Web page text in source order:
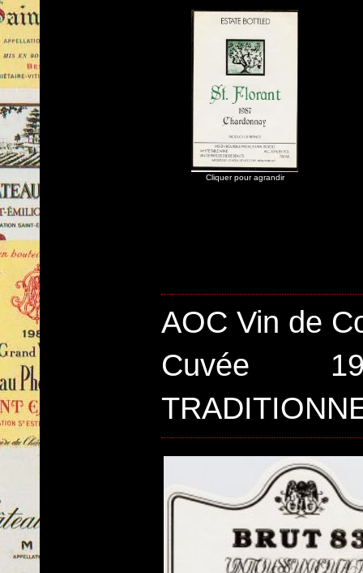
Cliquer pour agrandir
AOC Vin de
Cuvée